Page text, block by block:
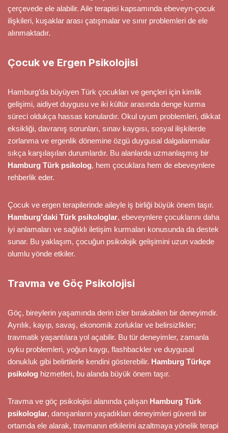
çerçevede ele alabilir. Aile terapisi kapsamında ebeveyn-çocuk
ilişkileri, kuşaklar arası çatışmalar ve sınır problemleri de ele
alınmaktadır.
Çocuk ve Ergen Psikolojisi
Hamburg’da büyüyen Türk çocukları ve gençleri için kimlik
gelişimi, aidiyet duygusu ve iki kültür arasında denge kurma
süreci oldukça hassas konulardır. Okul uyum problemleri, dikkat
eksikliği, davranış sorunları, sınav kaygısı, sosyal ilişkilerde
zorlanma ve ergenlik dönemine özgü duygusal dalgalanmalar
sıkça karşılaşılan durumlardır. Bu alanlarda uzmanlaşmış bir
Hamburg Türk psikolog, hem çocuklara hem de ebeveynlere
rehberlik eder.
Çocuk ve ergen terapilerinde aileyle iş birliği büyük önem taşır.
Hamburg’daki Türk psikologlar, ebeveynlere çocuklarını daha
iyi anlamaları ve sağlıklı iletişim kurmaları konusunda da destek
sunar. Bu yaklaşım, çocuğun psikolojik gelişimini uzun vadede
olumlu yönde etkiler.
Travma ve Göç Psikolojisi
Göç, bireylerin yaşamında derin izler bırakabilen bir deneyimdir.
Ayrılık, kayıp, savaş, ekonomik zorluklar ve belirsizlikler;
travmatik yaşantılara yol açabilir. Bu tür deneyimler, zamanla
uyku problemleri, yoğun kaygı, flashbackler ve duygusal
donukluk gibi belirtilerle kendini gösterebilir. Hamburg Türkçe
psikolog hizmetleri, bu alanda büyük önem taşır.
Travma ve göç psikolojisi alanında çalışan Hamburg Türk
psikologlar, danışanların yaşadıkları deneyimleri güvenli bir
ortamda ele alarak, travmanın etkilerini azaltmaya yönelik terapi